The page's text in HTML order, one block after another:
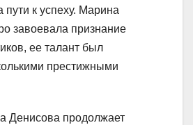
к успеху. Марина
завоевала признание
ее талант был
престижными
Денисова продолжает